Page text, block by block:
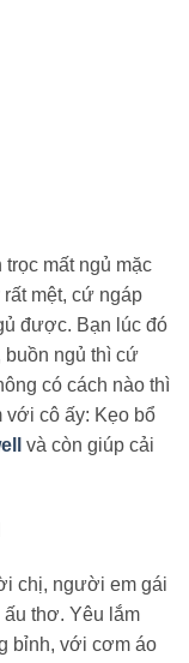
mất ngủ mặc
mệt, cứ ngáp
được. Bạn lúc đó
buồn ngủ thì cứ
có cách nào thì
với cô ấy: Kẹo bổ
và còn giúp cải
chị, người em gái
thơ. Yêu lắm
bỉnh, với cơm áo